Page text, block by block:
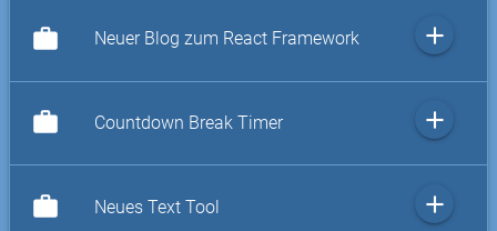
work Neuer Blog zum React Framework add
work Countdown Break Timer add
work Neues Text Tool add